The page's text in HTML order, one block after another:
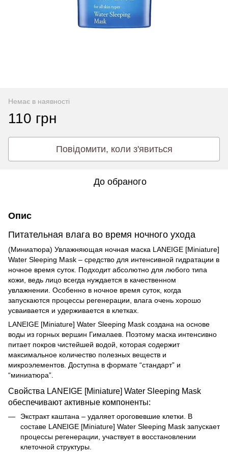
Немає в наявності
110 грн
Повідомити, коли з'явиться
До обраного
Опис
Питательная влага во время ночного ухода
(Миниатюра) Увлажняющая ночная маска LANEIGE [Miniature]
Water Sleeping Mask – средство для интенсивной гидратации в
ночное время суток. Подходит абсолютно для любого типа
кожи, ведь лицо всегда нуждается в качественном
увлажнении. Особенно в ночное время суток, когда
запускаются процессы регенерации, влага очень хорошо
усваивается и удерживается в клетках.
LANEIGE [Miniature] Water Sleeping Mask создана на основе
воды из горных вершин Гималаев. Поэтому маска интенсивно
питает покров чистейшей водой, которая содержит
максимальное количество полезных веществ и
микроэлементов. Доступна в формате “стандарт” и
“миниатюра”.
Свойства LANEIGE [Miniature] Water Sleeping Mask
обеспечивают активные компоненты:
Экстракт каштана – удаляет ороговевшие клетки. В
составе LANEIGE [Miniature] Water Sleeping Mask запускает
процессы регенерации, участвует в восстановлении
клеточной структуры.